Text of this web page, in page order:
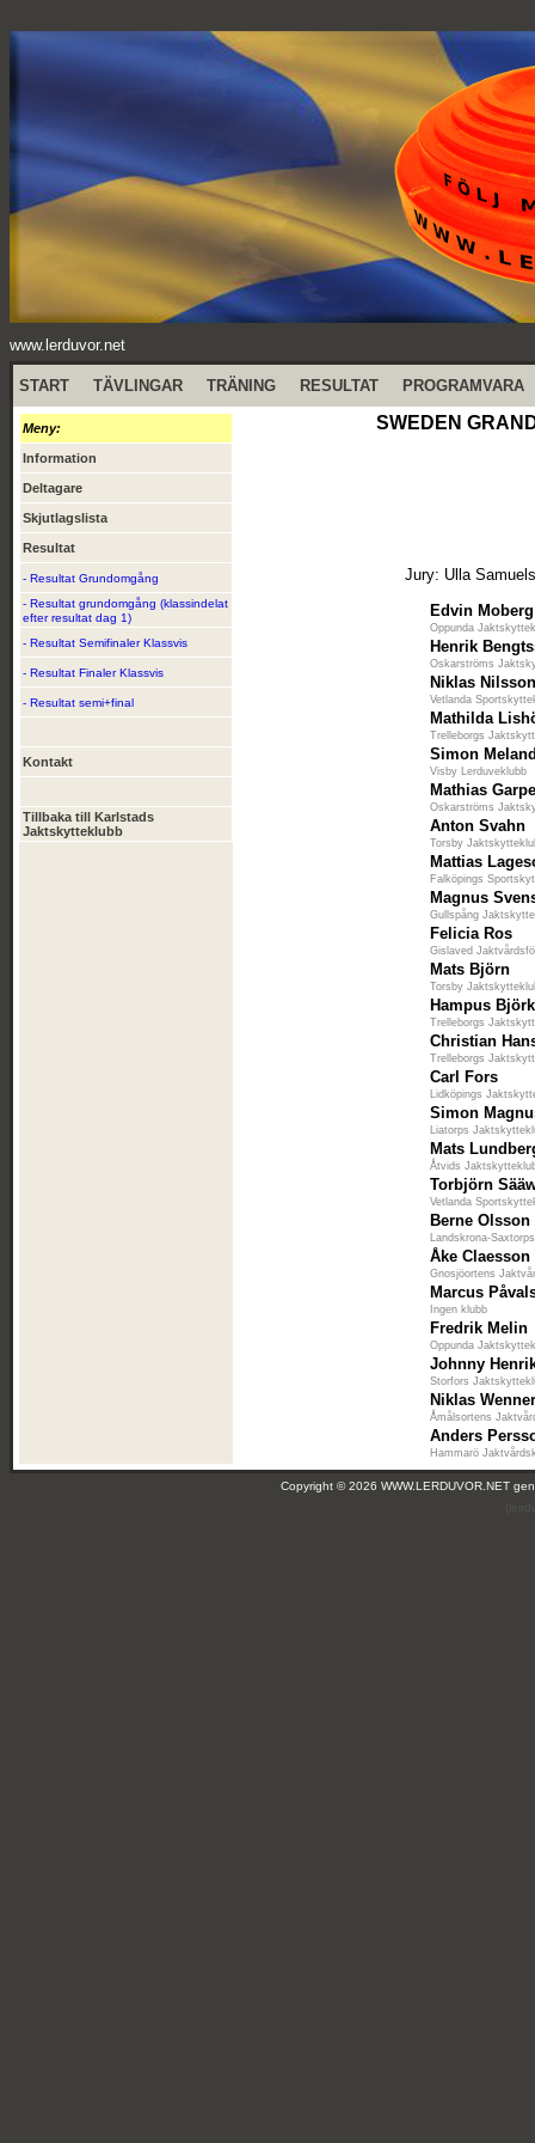
www.lerduvor.net
START TÄVLINGAR TRÄNING RESULTAT PROGRAMVARA
Meny:
Information
Deltagare
Skjutlagslista
Resultat
- Resultat Grundomgång
- Resultat grundomgång (klassindelat
efter resultat dag 1)
- Resultat Semifinaler Klassvis
- Resultat Finaler Klassvis
- Resultat semi+final
Kontakt
Tillbaka till Karlstads
Jaktskytteklubb
SWEDEN
Jury: Ulla
Edvin Moberg
Oppunda
Henrik
Oskarströms
Niklas
Vetlanda
Mathilda
Trelleborgs
Simon
Visby Lerduveklubb
Mathias
Oskarströms
Anton Svahn
Torsby
Mattias
Falköpings
Magnus
Gullspång
Felicia Ros
Gislaved
Mats Björn
Torsby
Hampus
Trelleborgs
Christian
Trelleborgs
Carl Fors
Lidköpings
Simon
Liatorps
Mats
Åtvids
Torbjörn
Vetlanda
Berne Olsson
Landskrona-
Åke Claesson
Gnosjöortens
Marcus
Ingen klubb
Fredrik Melin
Oppunda
Johnny
Storfors
Niklas
Åmålsortens
Anders
Hammarö
Copyright © 2026 WWW.LERDUVOR.NET